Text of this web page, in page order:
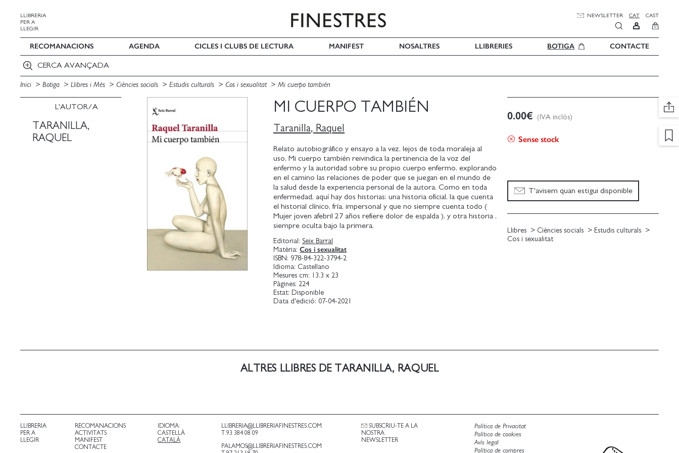
LLIBRERIA
PER A
LLEGIR
NEWSLETTER CAT CAST
0
RECOMANACIONS AGENDA CICLES I CLUBS DE LECTURA MANIFEST NOSALTRES LLIBRERIES BOTIGA CONTACTE
CERCA AVANÇADA
Inici Botiga Llibres i Més Ciències socials Estudis culturals Cos i sexualitat Mi cuerpo también
L'AUTOR/A
TARANILLA,
RAQUEL
MI CUERPO TAMBIÉN
Taranilla, Raquel
Relato autobiográfico y ensayo a la vez, lejos de toda moraleja al
uso, Mi cuerpo también reivindica la pertinencia de la voz del
enfermo y la autoridad sobre su propio cuerpo enfermo, explorando
en el camino las relaciones de poder que se juegan en el mundo de
la salud desde la experiencia personal de la autora. Como en toda
enfermedad, aquí hay dos historias: una historia oficial, la que cuenta
el historial clínico, fría, impersonal y que no siempre cuenta todo (
Mujer joven afebril 27 años refiere dolor de espalda ), y otra historia ,
siempre oculta bajo la primera.
Editorial: Seix Barral
Matèria:Cos i sexualitat
ISBN: 978-84-322-3794-2
Idioma: Castellano
Mesures cm: 13.3 x 23
Pàgines: 224
Estat: Disponible
Data d'edició: 07-04-2021
0.00€ (IVA inclòs)
Sense stock
T'avisem quan estigui disponible
Llibres Ciències socials
Estudis culturals
Cos i sexualitat
ALTRES LLIBRES DE TARANILLA, RAQUEL
LLIBRERIA
PER A
LLEGIR
RECOMANACIONS
ACTIVITATS
MANIFEST
CONTACTE
IDIOMA:
CASTELLÀ
CATALÀ
LLIBRERIA@LLIBRERIAFINESTRES.COM
T.93 384 08 09
PALAMOS@LLIBRERIAFINESTRES.COM
SUBSCRIU-TE A LA
NOSTRA
NEWSLETTER
Política de Privacitat
Política de cookies
Avís legal
Política de compres